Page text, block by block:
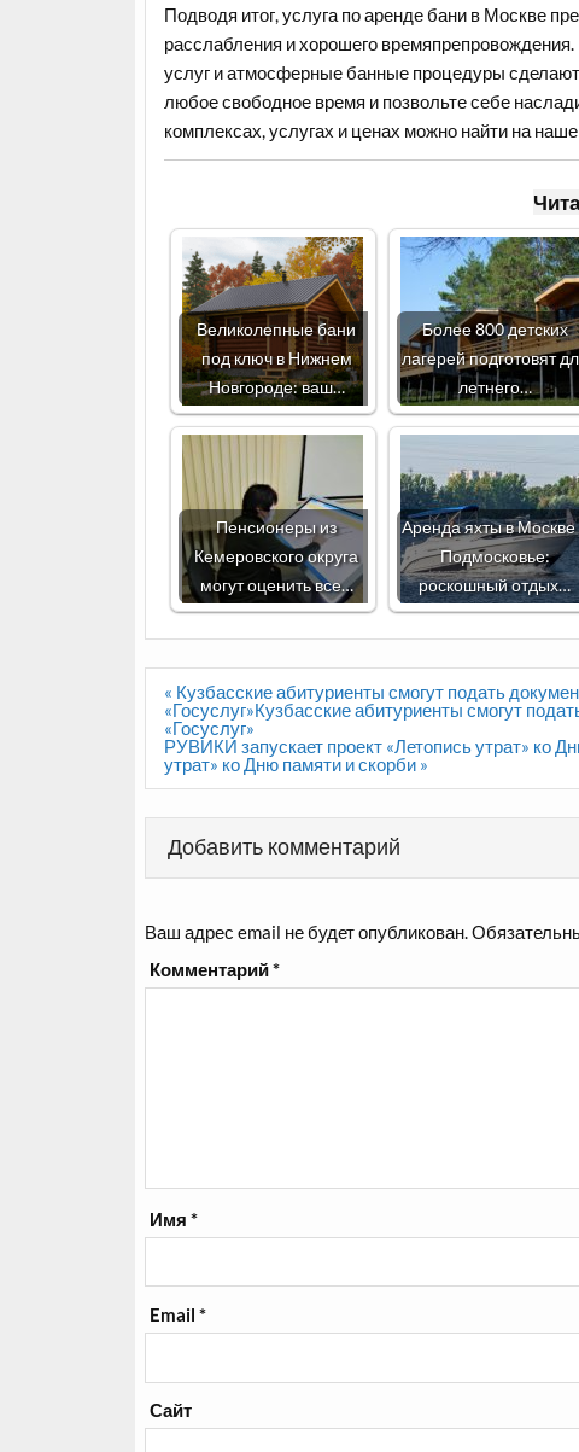
Подводя итог, услуга по аренде бани в Москве
расслабления и хорошего
услуг и атмосферные банные процедуры
любое свободное время и позвольте себе
комплексах, услугах и ценах можно найти на
Великолепные бани
под ключ в Нижнем
Новгороде: ваш…
Более 800 детских
лагерей подготовят
летнего…
Пенсионеры из
Кемеровского округа
могут оценить все…
Аренда яхты в Москве
Подмосковье:
роскошный отдых…
Навигация
по
записям
« Кузбасские абитуриенты смогут подать
«Госуслуг»Кузбасские абитуриенты смогут
«Госуслуг»
РУВИКИ запускает проект «Летопись утрат» ко
утрат» ко Дню памяти и скорби »
Добавить комментарий
Ваш адрес email не будет опубликован.
Комментарий*
Имя*
Email*
Сайт